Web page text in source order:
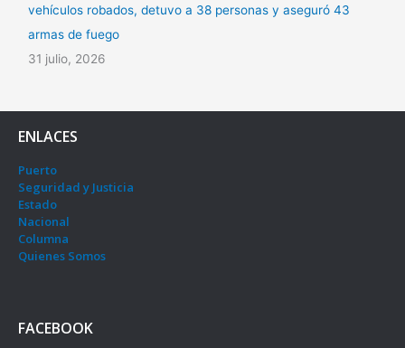
vehículos robados, detuvo a 38 personas y aseguró 43
armas de fuego
31 julio, 2026
ENLACES
Puerto
Seguridad y Justicia
Estado
Nacional
Columna
Quienes Somos
FACEBOOK